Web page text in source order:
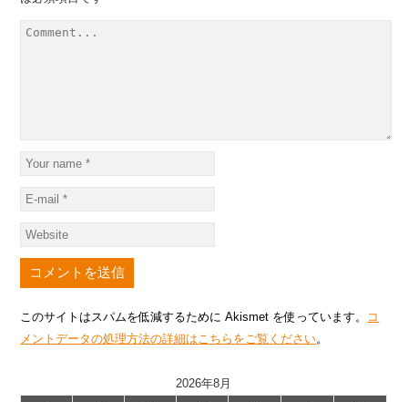
このサイトはスパムを低減するために Akismet を使っています。
コ
メントデータの処理方法の詳細はこちらをご覧ください。
2026年8月